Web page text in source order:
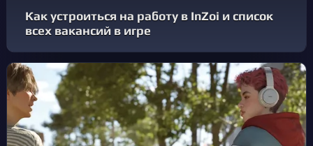
Как устроиться на работу в InZoi и список
всех вакансий в игре